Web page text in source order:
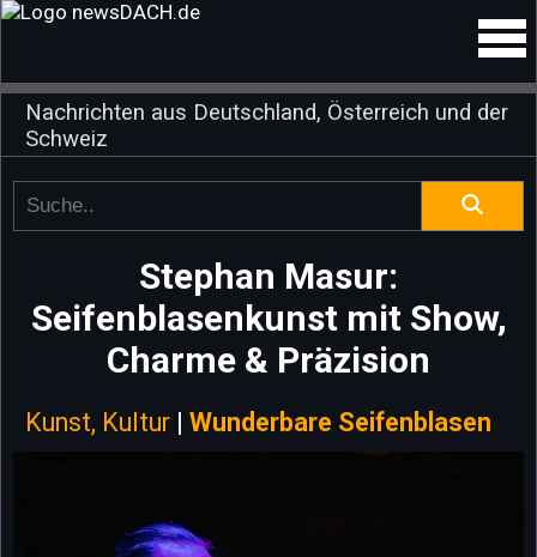
Nachrichten aus Deutschland, Österreich und der
Schweiz
Stephan Masur:
Seifenblasenkunst mit Show,
Charme & Präzision
Kunst, Kultur | Wunderbare Seifenblasen